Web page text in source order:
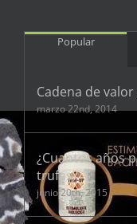
Popular
Cadena de
marzo 22nd, 2014
¿Cuantos años
trufas?
junio 20th, 2015